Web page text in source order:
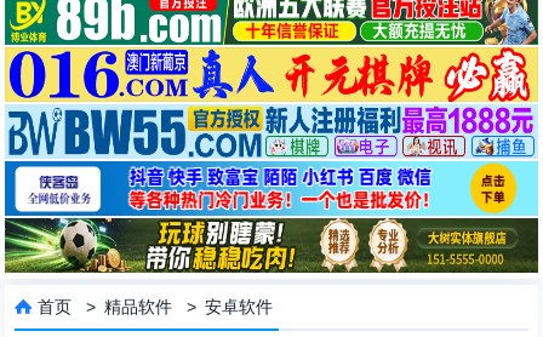
 首页 >精品软件 >安卓软件